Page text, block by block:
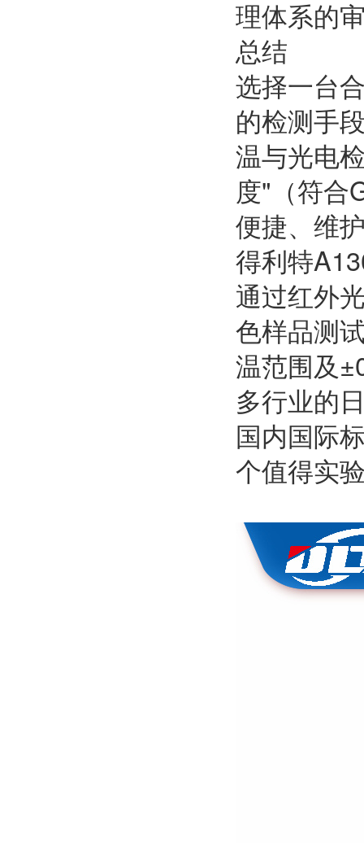
理体系的
总结
选择一台
的检测手
温与光电
度"（符合
便捷、维
得利特
通过红外
色样品测
温范围及
多行业的
国内国际
个值得实